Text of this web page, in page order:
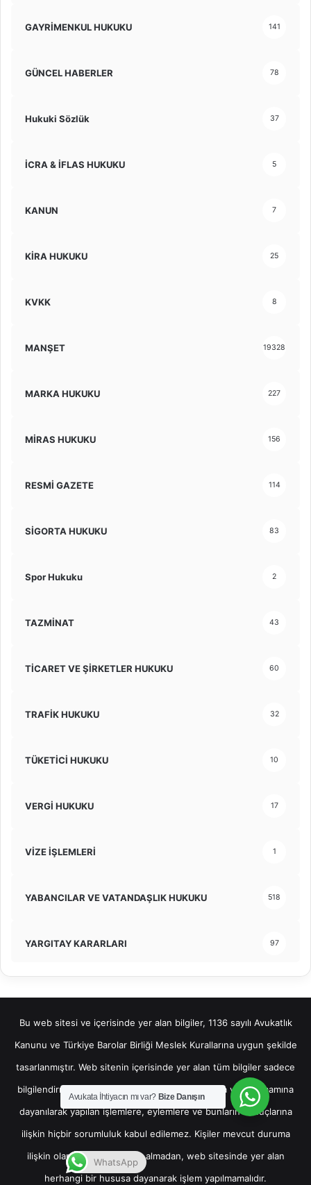
GAYRİMENKUL HUKUKU 141
GÜNCEL HABERLER 78
Hukuki Sözlük 37
İCRA & İFLAS HUKUKU 5
KANUN 7
KİRA HUKUKU 25
KVKK 8
MANŞET 19328
MARKA HUKUKU 227
MİRAS HUKUKU 156
RESMİ GAZETE 114
SİGORTA HUKUKU 83
Spor Hukuku 2
TAZMİNAT 43
TİCARET VE ŞİRKETLER HUKUKU 60
TRAFİK HUKUKU 32
TÜKETİCİ HUKUKU 10
VERGİ HUKUKU 17
VİZE İŞLEMLERİ 1
YABANCILAR VE VATANDAŞLIK HUKUKU 518
YARGITAY KARARLARI 97
Bu web sitesi ve içerisinde yer alan bilgiler, 1136 sayılı Avukatlık
Kanunu ve Türkiye Barolar Birliği Meslek Kurallarına uygun şekilde
tasarlanmıştır. Web sitenin içerisinde yer alan tüm bilgiler sadece
bilgilendirme amaçlı olup, bu bilgilerin bir kısmına veya tamamına
dayanılarak yapılan işlemlere, eylemlere ve bunların sonuçlarına
ilişkin hiçbir sorumluluk kabul edilemez. Kişiler mevcut duruma
ilişkin olarak hukuki destek almadan, web sitesinde yer alan
herhangi bir hususa dayanarak işlem yapılmamalıdır.
Avukata İhtiyacın mı var? Bize Danışın
WhatsApp